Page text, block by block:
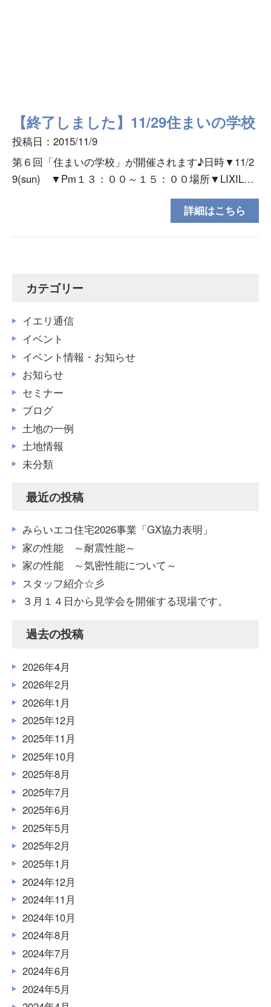
【終了しました】11/29住まいの学校
投稿日：2015/11/9
第６回「住まいの学校」が開催されます♪日時▼11/2
9(sun) ▼Pm１３：００～１５：００場所▼LIXIL広
島ショールーム家づくりの基本を楽しく勉強しましょ
う♪家づくりをするなら知っておかなければ詳細はこちら
カテゴリー
イエリ通信
イベント
イベント情報・お知らせ
お知らせ
セミナー
ブログ
土地の一例
土地情報
未分類
最近の投稿
みらいエコ住宅2026事業「GX協力表明」
家の性能 ～耐震性能～
家の性能 ～気密性能について～
スタッフ紹介☆彡
３月１４日から見学会を開催する現場です。
過去の投稿
2026年4月
2026年2月
2026年1月
2025年12月
2025年11月
2025年10月
2025年8月
2025年7月
2025年6月
2025年5月
2025年2月
2025年1月
2024年12月
2024年11月
2024年10月
2024年8月
2024年7月
2024年6月
2024年5月